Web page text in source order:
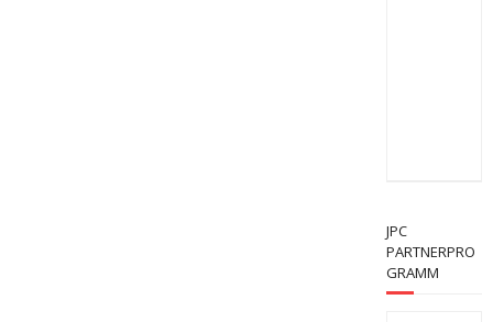
JPC
PARTNERPRO
GRAMM